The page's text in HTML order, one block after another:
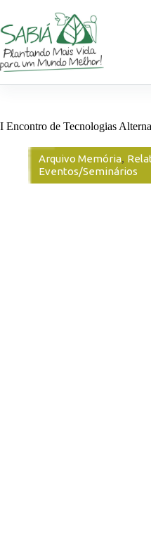
o
conteúdo
I Encontro de Tecnologias
Arquivo Memória,
Eventos/Seminários